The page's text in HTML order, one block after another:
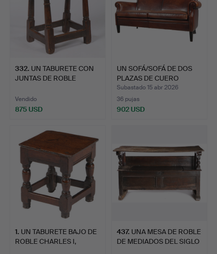
332. UN TABURETE CON
JUNTAS DE ROBLE
Vendido
875 USD
UN SOFÁ/SOFÁ DE DOS
PLAZAS DE CUERO
MARRÓN…
Subastado 15 abr 2026
36 pujas
902 USD
1. UN TABURETE BAJO DE
ROBLE CHARLES I,
437. UNA MESA DE ROBLE
DE MEDIADOS DEL SIGLO